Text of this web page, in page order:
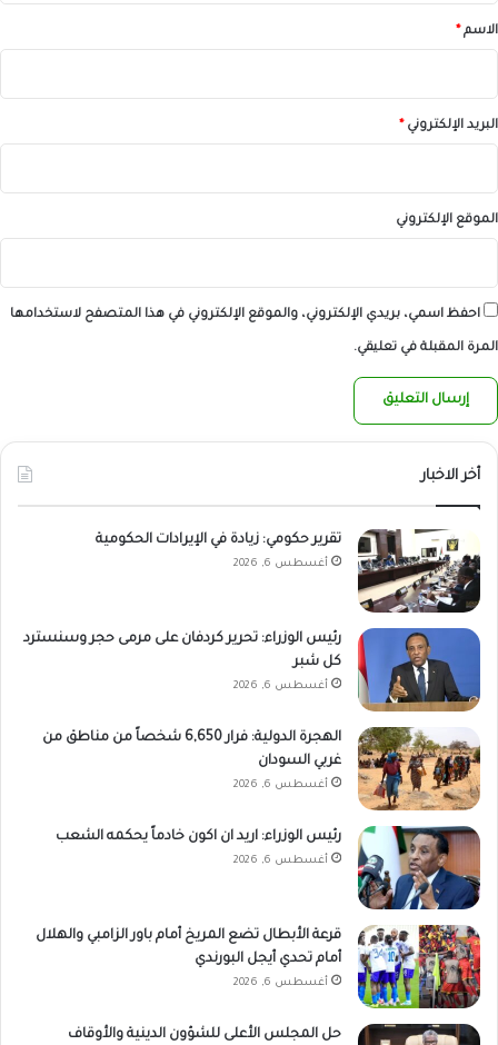
*الاسم *
البريد الإلكتروني *
الموقع الإلكتروني
احفظ اسمي، بريدي الإلكتروني، والموقع الإلكتروني في هذا المتصفح لاستخدامها
المرة المقبلة في تعليقي.
أخر الاخبار
تقرير حكومي: زيادة في الإيرادات الحكومية
أغسطس 6, 2026
رئيس الوزراء: تحرير كردفان على مرمى حجر وسنسترد
كل شبر
أغسطس 6, 2026
الهجرة الدولية: فرار 6,650 شخصاً من مناطق من
غربي السودان
أغسطس 6, 2026
رئيس الوزراء: اريد ان اكون خادماً يحكمه الشعب
أغسطس 6, 2026
قرعة الأبطال تضع المريخ أمام باور الزامبي والهلال
أمام تحدي أيجل البورندي
أغسطس 6, 2026
حل المجلس الأعلى للشؤون الدينية والأوقاف